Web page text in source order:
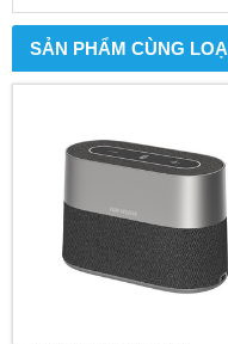
SẢN PHẨM CÙNG